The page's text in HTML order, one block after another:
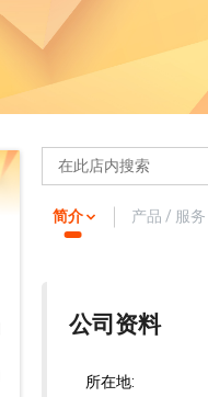
简介 产品 / 服务
公司资料
所在地: